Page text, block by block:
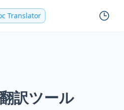
Translator
訳ツール